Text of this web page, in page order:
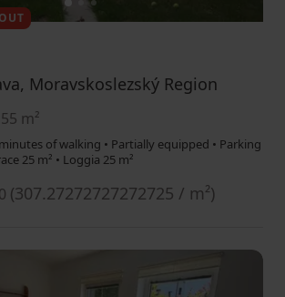
1 3
Moravskoslezský Region
55 m²
of walking • Partially equipped • Parking
25 m² • Loggia 25 m²
(307.27272727272725 / m²)